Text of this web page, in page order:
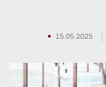
15.05.2025